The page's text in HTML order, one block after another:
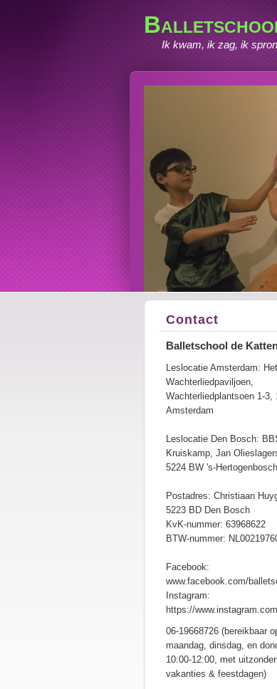
Ik kwam, ik zag, ik
Contact
Balletschool de
Leslocatie Amsterdam: Het
Wachterliedpaviljoen,
Wachterliedplantsoen 1-3,
Amsterdam
Leslocatie Den Bosch:
Kruiskamp, Jan
5224 BW 's-Hertogenbosch
Postadres: Christiaan
5223 BD Den Bosch
KvK-nummer: 63968622
BTW-nummer:
Facebook:
www.facebook.com/
Instagram:
https://
06-19668726 (bereikbaar
maandag, dinsdag, en
10:00-12:00, met
vakanties & feestdagen)